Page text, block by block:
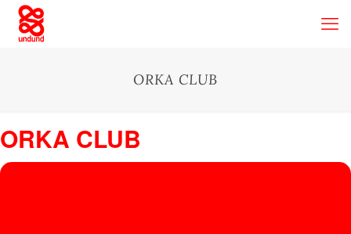
ORKA CLUB
ORKA CLUB